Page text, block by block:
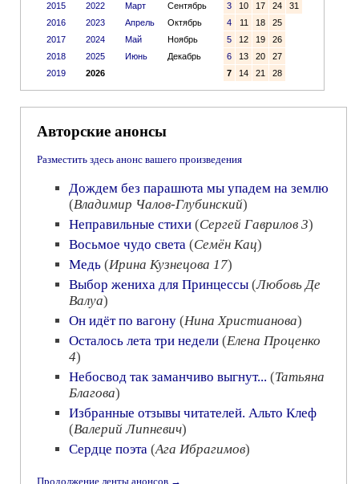
2015
2016
2017
2018
2019
2022
2023
2024
2025
2026
Март
Сентябрь
Апрель
Октябрь
Май
Ноябрь
Июнь
Декабрь
3
10 17 24
31
4
11 18
25
5
12 19
26
6
13 20
27
7
14 21 28
Авторские анонсы
Разместить здесь анонс вашего произведения
Дождем без парашюта мы упадем на землю
(Владимир Чалов-Глубинский)
Неправильные стихи (Сергей Гаврилов 3)
Восьмое чудо света (Семён Кац)
Медь (Ирина Кузнецова 17)
Выбор жениха для Принцессы (Любовь Де
Валуа)
Он идёт по вагону (Нина Христианова)
Осталось лета три недели (Елена Проценко
4)
Небосвод так заманчиво выгнут... (Татьяна
Благова)
Избранные отзывы читателей. Альто Клеф
(Валерий Липневич)
Сердце поэта (Ага Ибрагимов)
Продолжение ленты анонсов →